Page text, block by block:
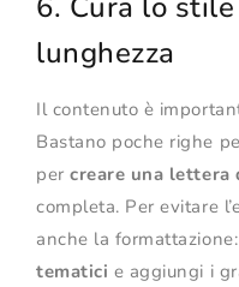
lunghezza
Il contenuto è
Bastano poche righe
percreare una lettera
completa. Per evitare
anche la formattazione:
tematici e aggiungi i